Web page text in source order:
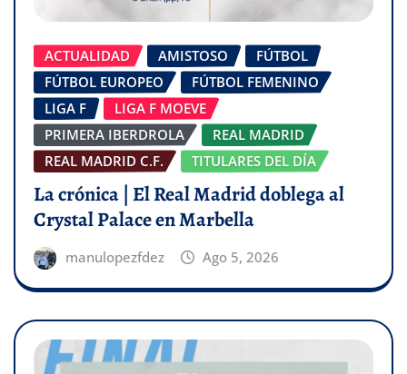
ACTUALIDAD AMISTOSO
FÚTBOL
FÚTBOL EUROPEO
FÚTBOL FEMENINO
LIGA F
LIGA F MOEVE
PRIMERA IBERDROLA
REAL MADRID
REAL MADRID C.F.
TITULARES DEL DÍA
La crónica | El Real Madrid doblega al
Crystal Palace en Marbella
manulopezfdez Ago 5, 2026